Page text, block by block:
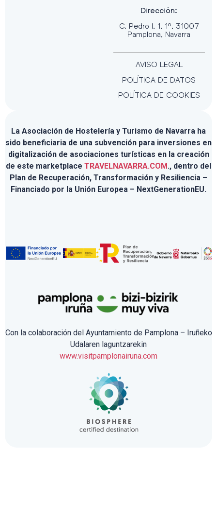
Dirección:
C. Pedro I, 1, 1º, 31007
Pamplona, Navarra
AVISO LEGAL
POLÍTICA DE DATOS
POLÍTICA DE COOKIES
La Asociación de Hostelería y Turismo de Navarra ha
sido beneficiaria de una subvención para inversiones en
digitalización de asociaciones turísticas en la creación
de este marketplace TRAVELNAVARRA.COM., dentro del
Plan de Recuperación, Transformación y Resiliencia –
Financiado por la Unión Europea – NextGenerationEU.
Con la colaboración del Ayuntamiento de Pamplona – Iruñeko
Udalaren laguntzarekin
www.visitpamplonairuna.com